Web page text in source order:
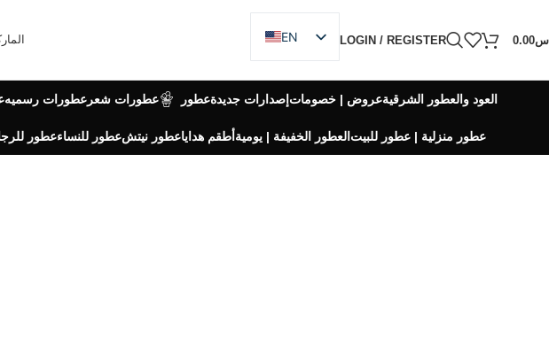
EN
AR
LOGIN / REGISTER 0.00
عطورات رسميه عطورات شعر عطورإصدارات جديدةعروض | خصوماتالعود والعطور الشرقية
عطورعطور للنساءعطور نيتشأطقم هداياالعطور الخفيفة | يوميةعطور منزلية | عطور للبيت